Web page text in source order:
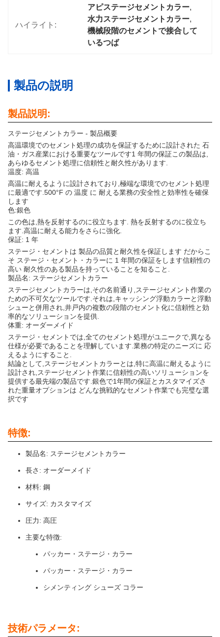
ハイライト:
アピステージセメントカラー,
水力ステージセメントカラー,
機械段階のセメントで接合して
いるつば
製品の説明
製品説明:
ステージセメントカラー - 製品概要
高温環境でのセメント処理の成功を保証するために設計された 石
油・ガス産業における重要なツールです1 年間の保証この製品は,
あらゆるセメント処理に信頼性と耐久性があります.
温度: 高温
高温に耐えるように設計されており,極端な環境でのセメント処理
に最適です.500°F の 温度 に 耐える業務の安全性と効率性を確保
します
色:銀色
この色は,熱を反射するのに役立ちます. 熱を反射するのに役立ち
ます.高温に耐える能力をさらに強化.
保証: 1 年
ステージ・セメントは 製品の品質と耐久性を保証します だからこ
そ ステージ・セメント・カラーに 1 年間の保証をします信頼性の
高い 耐久性のある製品を持っていることを知ること.
製品名: ステージセメントカラー
ステージセメントカラーは,その名前通り,ステージセメント作業の
ための不可欠なツールです.それは,キャッシング浮動カラーと浮動
シューと併用され,井戸内の複数の段階のセメント化に信頼性と効
率的なソリューションを提供.
体重: オーダーメイド
ステージ・セメントでは,全てのセメント処理がユニークで,異なる
仕様が必要であることを理解しています.業務の特定のニーズに 応
えるようにすること.
結論として,ステージセメントカラーとは,特に高温に耐えるように
設計され,ステージセメント作業に信頼性の高いソリューションを
提供する最先端の製品です.銀色で1年間の保証とカスタマイズさ
れた重量オプションは どんな挑戦的なセメント作業でも完璧な選
択です
特徴:
製品名: ステージセメントカラー
長さ: オーダーメイド
材料: 鋼
サイズ: カスタマイズ
圧力: 高圧
主要な特徴:
パッカー・ステージ・カラー
パッカー・ステージ・カラー
シメンティング シューズ コラー
技術パラメータ: